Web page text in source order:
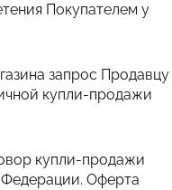
Покупателем у
запрос Продавцу
купли-продажи
купли-продажи
Федерации. Оферта